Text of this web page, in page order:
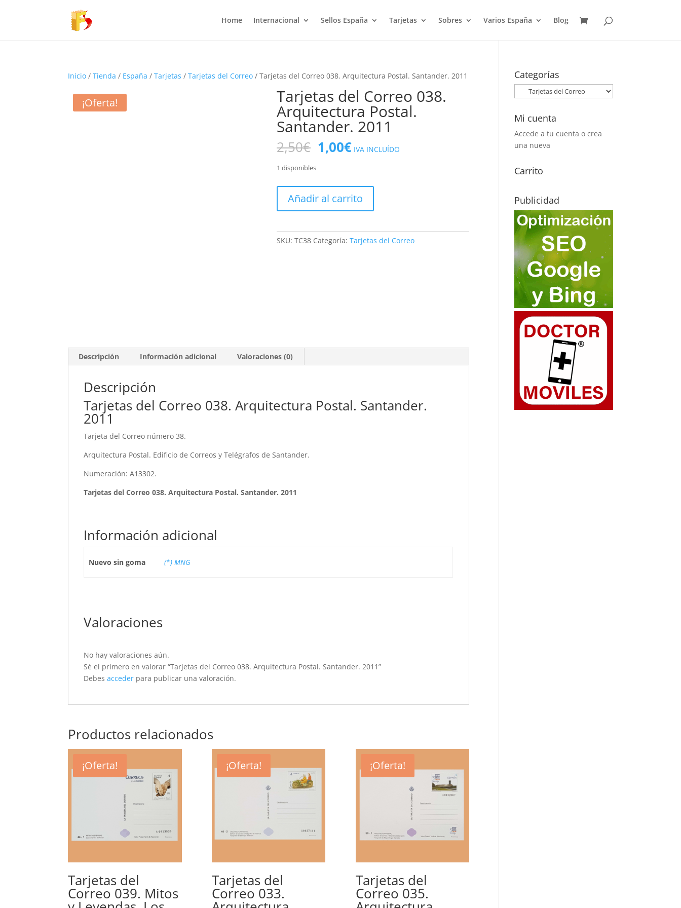
Home Internacional Sellos España Tarjetas Sobres Varios España Blog
Inicio /Tienda / España /Tarjetas /Tarjetas del Correo / Tarjetas del Correo 038. Arquitectura Postal. Santander. 2011
¡Oferta! Tarjetas del Correo 038.
Arquitectura Postal.
Santander. 2011
2,50€ El
precio
era:
2,50€.
1,00€El
precio
es:
1,00€.
IVA INCLUÍDO
1 disponibles
Correo
Arquitectura
Añadir al carrito
SKU:TC38 Categoría:Tarjetas del Correo
Descripción Información adicional Valoraciones (0)
Descripción
Tarjetas del Correo 038. Arquitectura Postal. Santander.
2011
Tarjeta del Correo número 38.
Arquitectura Postal. Edificio de Correos y Telégrafos de Santander.
Numeración: A13302.
Tarjetas del Correo 038. Arquitectura Postal. Santander. 2011
Información adicional
Nuevo sin goma (*) MNG
Valoraciones
No hay valoraciones aún.
Sé el primero en valorar “Tarjetas del Correo 038. Arquitectura Postal. Santander. 2011”
Debesacceder para publicar una valoración.
Productos relacionados
¡Oferta!
Tarjetas del
Correo 039. Mitos
¡Oferta!
Tarjetas del
Correo 033.
¡Oferta!
Tarjetas del
Correo 035.
Categorías
Mi cuenta
Accede a tu cuenta o crea
una nueva
Carrito
Publicidad